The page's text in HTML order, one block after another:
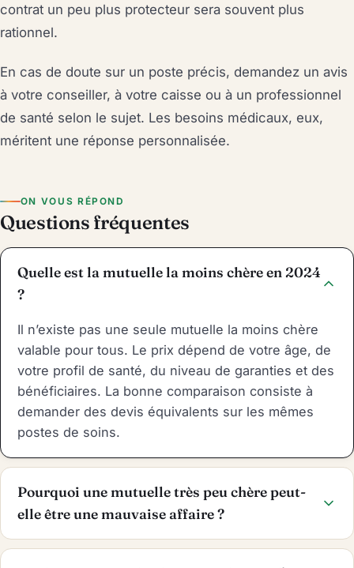
contrat un peu plus protecteur sera souvent plus
rationnel.
En cas de doute sur un poste précis, demandez un avis
à votre conseiller, à votre caisse ou à un professionnel
de santé selon le sujet. Les besoins médicaux, eux,
méritent une réponse personnalisée.
ON VOUS RÉPOND
Questions fréquentes
Quelle est la mutuelle la moins chère en 2024
?
Il n’existe pas une seule mutuelle la moins chère
valable pour tous. Le prix dépend de votre âge, de
votre profil de santé, du niveau de garanties et des
bénéficiaires. La bonne comparaison consiste à
demander des devis équivalents sur les mêmes
postes de soins.
Pourquoi une mutuelle très peu chère peut-
elle être une mauvaise affaire ?